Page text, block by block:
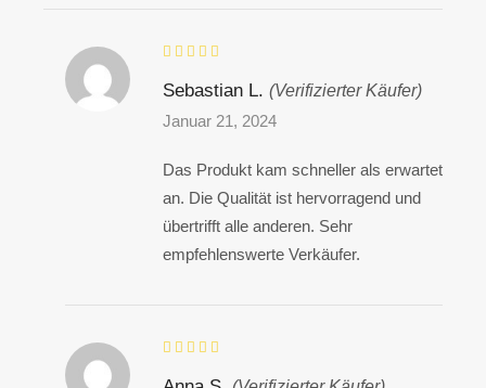
Sebastian L. (Verifizierter Käufer)
Januar 21, 2024
Das Produkt kam schneller als erwartet
an. Die Qualität ist hervorragend und
übertrifft alle anderen. Sehr
empfehlenswerte Verkäufer.